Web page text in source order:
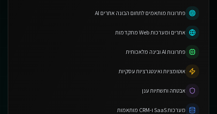
פתרונות מותאמים לתחום הבונה אתרים AI
אתרים ומערכות Web מתקדמות
פתרונות AI ובינה מלאכותית
אוטומציות ואינטגרציות עסקיות
אבטחה ותשתיות ענן
מערכות SaaS ו-CRM מותאמות